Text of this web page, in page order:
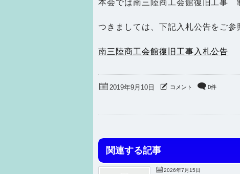
本会では南三陸商工会館復旧工事
つきましては、下記入札公告をご参
南三陸商工会館復旧工事入札公告
2019年9月10日 コメント 0件
関連する記事
2026年7月15日